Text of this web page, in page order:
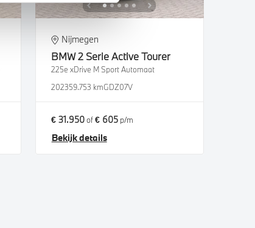
Nijmegen
BMW 2 Serie Active Tourer
225e xDrive M Sport Automaat
202359.753 kmGDZ07V
€ 31.950of€ 605p/m
Bekijk details